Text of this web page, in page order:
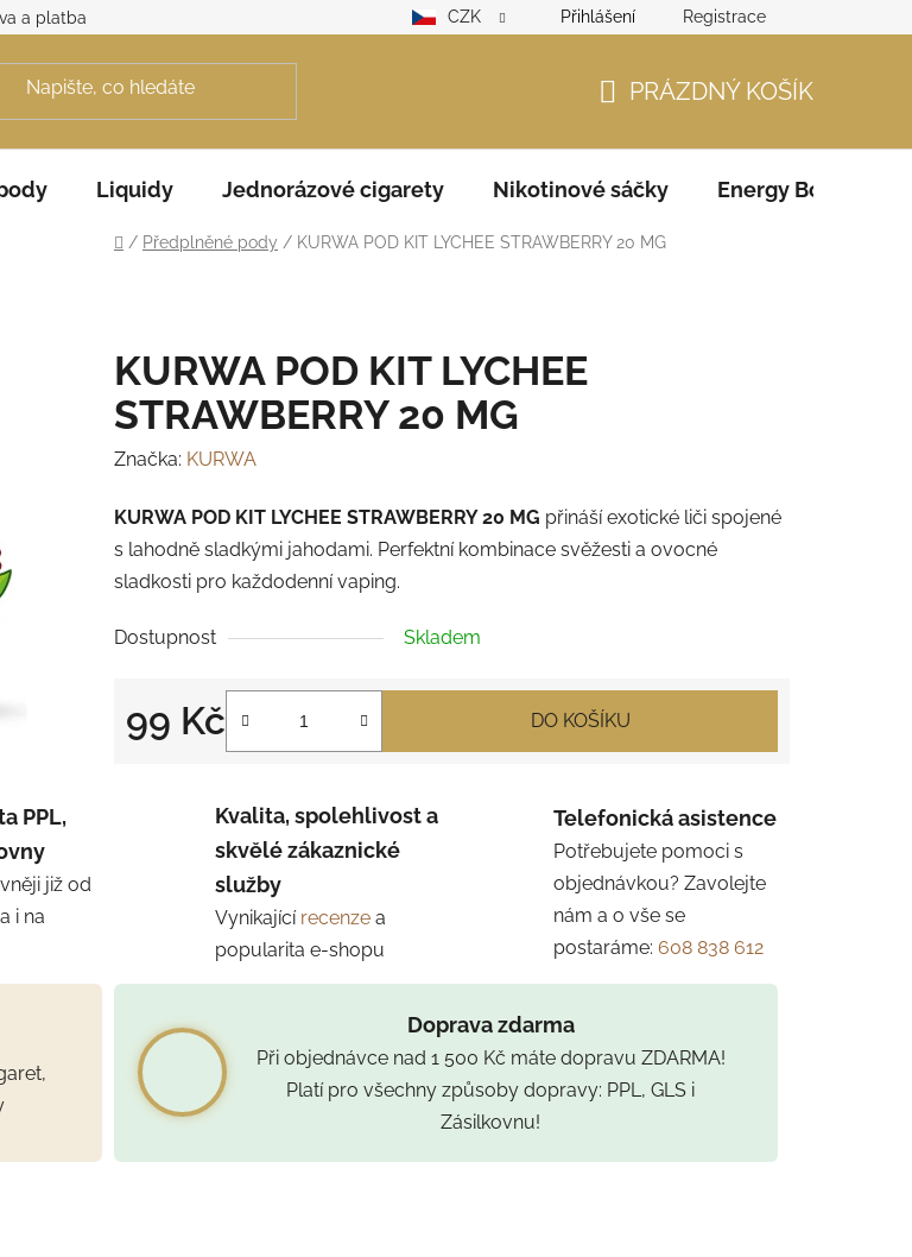
a platba Reklamační řád GDPR Zodpovědný prodejce – ověření věku
CZK Přihlášení Registrace
KOŠÍK
PRÁZDNÝ KOŠÍK
Liquidy Jednorázové cigarety Nikotinové sáčky Energy Boosters
Domů
/ Předplněné pody / KURWA POD KIT LYCHEE STRAWBERRY 20 MG
KURWA POD KIT LYCHEE
STRAWBERRY 20 MG
Značka: KURWA
KURWA POD KIT LYCHEE STRAWBERRY 20 MG přináší exotické liči spojené
s lahodně sladkými jahodami. Perfektní kombinace svěžesti a ovocné
sladkosti pro každodenní vaping.
Dostupnost Skladem
99 Kč
Měrná cena:
DO KOŠÍKU
PPL,
již od
i na
Kvalita, spolehlivost a
skvělé zákaznické
služby
Vynikající recenze a
popularita e-shopu
Telefonická asistence
Potřebujete pomoci s
objednávkou? Zavolejte
nám a o vše se
postaráme: 608 838 612
Doprava zdarma
Při objednávce nad 1 500 Kč máte dopravu ZDARMA!
Platí pro všechny způsoby dopravy: PPL, GLS i
Zásilkovnu!